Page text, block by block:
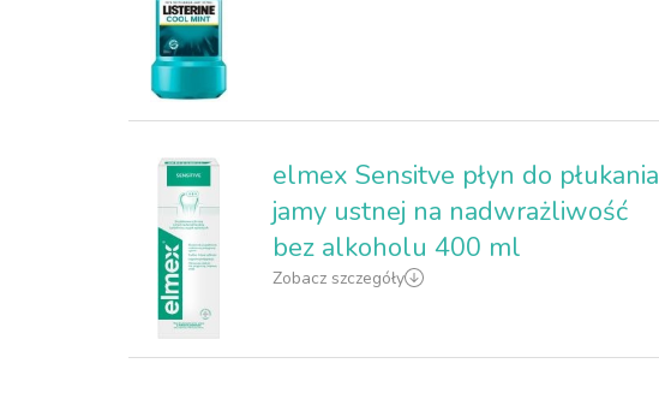
elmex Sensitve płyn do płukania
jamy ustnej na nadwrażliwość
bez alkoholu 400 ml
Zobacz szczegóły